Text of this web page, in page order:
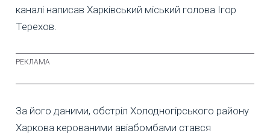
каналі написав Харківський міський голова Ігор
Терехов.
За його даними, обстріл Холодногірського району
Харкова керованими авіабомбами стався